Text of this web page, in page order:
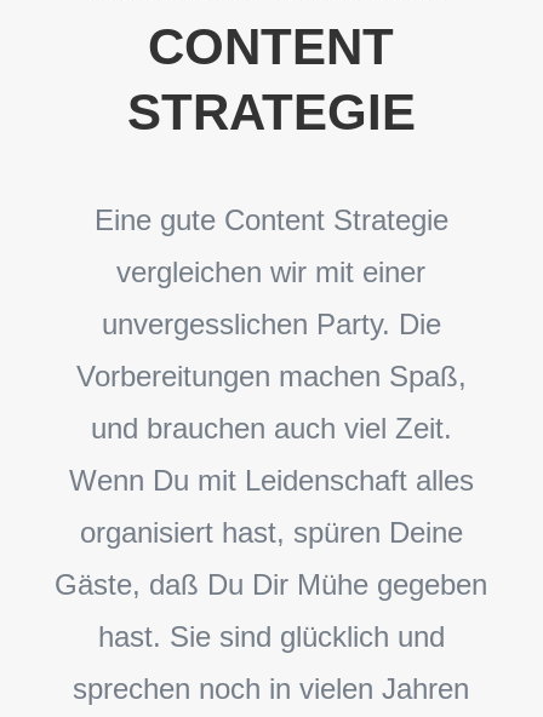
CONTENT
STRATEGIE
Eine gute Content Strategie
vergleichen wir mit einer
unvergesslichen Party. Die
Vorbereitungen machen Spaß,
und brauchen auch viel Zeit.
Wenn Du mit Leidenschaft alles
organisiert hast, spüren Deine
Gäste, daß Du Dir Mühe gegeben
hast. Sie sind glücklich und
sprechen noch in vielen Jahren